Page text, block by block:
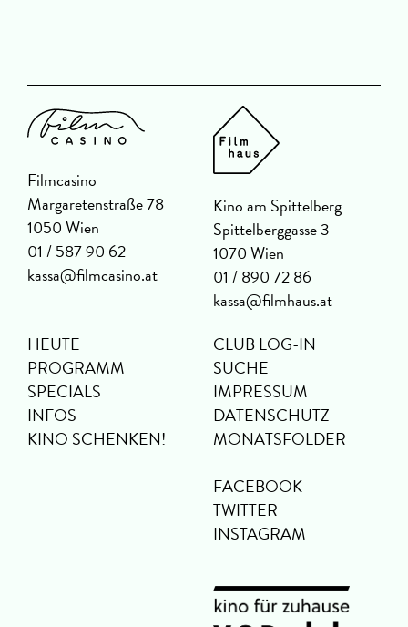
Filmcasino
Margaretenstraße 78
1050 Wien
01 / 587 90 62
kassa@filmcasino.at
Kino am Spittelberg
Spittelberggasse 3
1070 Wien
01 / 890 72 86
kassa@filmhaus.at
HEUTE
PROGRAMM
SPECIALS
INFOS
KINO SCHENKEN!
CLUB LOG-IN
SUCHE
IMPRESSUM
DATENSCHUTZ
MONATSFOLDER
FACEBOOK
TWITTER
INSTAGRAM